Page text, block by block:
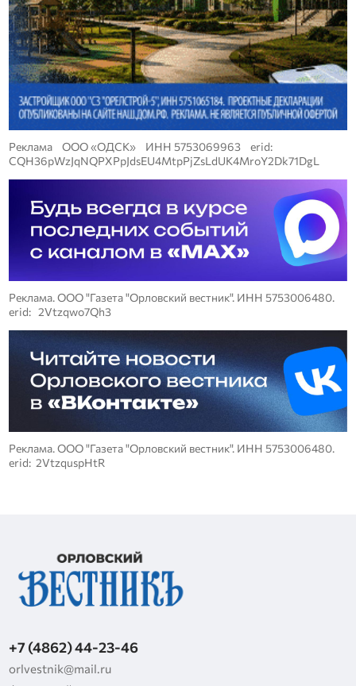
Реклама ООО «ОДСК» ИНН 5753069963 erid:
CQH36pWzJqNQPXPpJdsEU4MtpPjZsLdUK4MroY2Dk71DgL
Реклама. ООО "Газета "Орловский вестник". ИНН 5753006480.
erid: 2Vtzqwo7Qh3
Реклама. ООО "Газета "Орловский вестник". ИНН 5753006480.
erid: 2VtzquspHtR
+7 (4862) 44-23-46
orlvestnik@mail.ru